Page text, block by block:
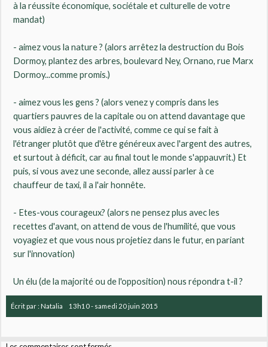
à la réussite économique, sociétale et culturelle de votre
mandat)
- aimez vous la nature ? (alors arrêtez la destruction du Bois
Dormoy, plantez des arbres, boulevard Ney, Ornano, rue Marx
Dormoy...comme promis.)
- aimez vous les gens ? (alors venez y compris dans les
quartiers pauvres de la capitale ou on attend davantage que
vous aidiez à créer de l'activité, comme ce qui se fait à
l'étranger plutôt que d'être généreux avec l'argent des autres,
et surtout à déficit, car au final tout le monde s'appauvrit.) Et
puis, si vous avez une seconde, allez aussi parler à ce
chauffeur de taxi, il a l'air honnête.
- Etes-vous courageux? (alors ne pensez plus avec les
recettes d'avant, on attend de vous de l'humilité, que vous
voyagiez et que vous nous projetiez dans le futur, en pariant
sur l'innovation)
Un élu (de la majorité ou de l'opposition) nous répondra t-il ?
Écrit par : Natalia 13h10- samedi 20juin 2015